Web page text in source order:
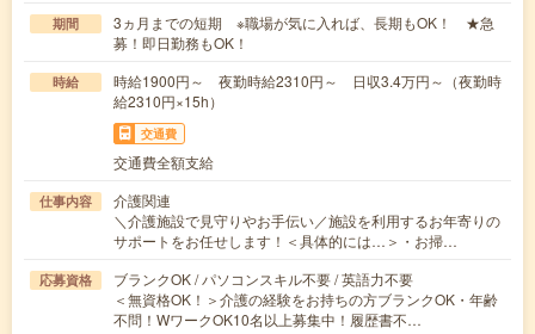
期間
3ヵ月までの短期 ※職場が気に入れば、長期もOK！ ★急
募！即日勤務もOK！
時給
時給1900円～ 夜勤時給2310円～ 日収3.4万円～（夜勤時
給2310円×15h）
交通費
交通費全額支給
仕事内容
介護関連
＼介護施設で見守りやお手伝い／施設を利用するお年寄りの
サポートをお任せします！＜具体的には…＞・お掃…
応募資格
ブランクOK / パソコンスキル不要 / 英語力不要
＜無資格OK！＞介護の経験をお持ちの方ブランクOK・年齢
不問！WワークOK10名以上募集中！履歴書不…